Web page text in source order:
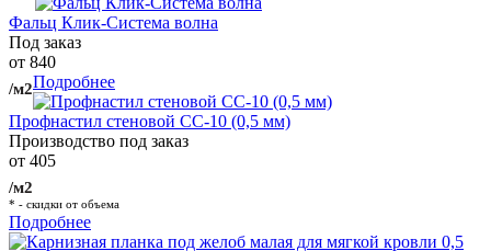
Фальц Клик-Система волна
Под заказ
от 840
/м2Подробнее
Профнастил стеновой СС-10 (0,5 мм)
Производство под заказ
от 405
/м2
* - скидки от объема
Подробнее